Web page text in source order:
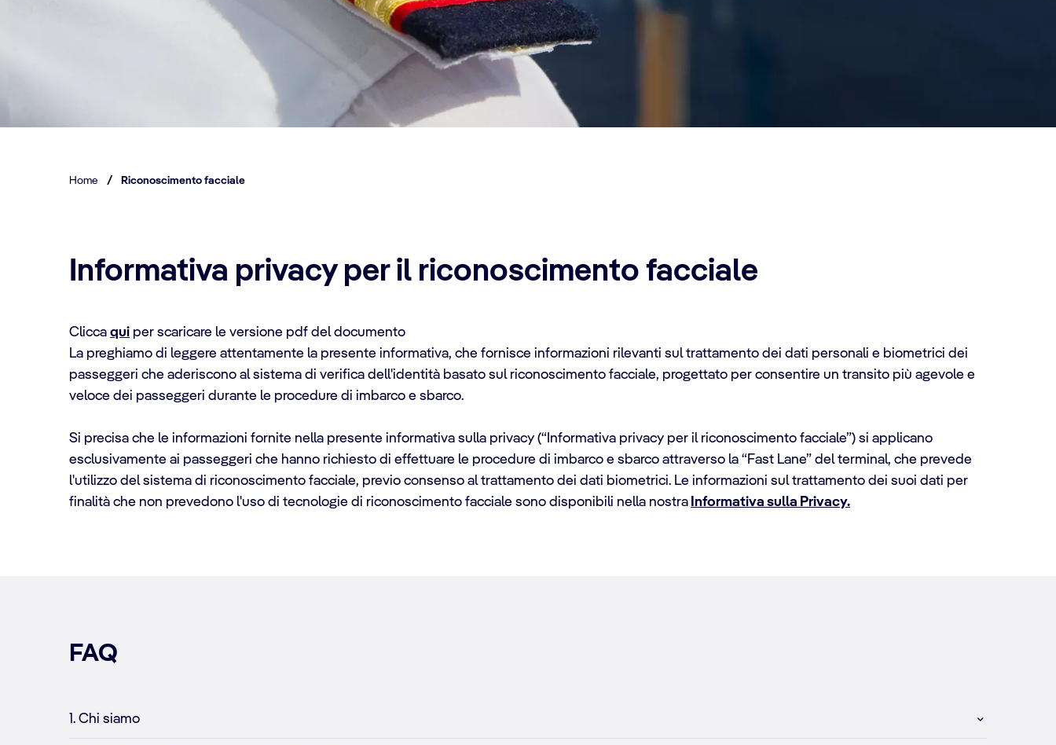
Home / Riconoscimento facciale
Informativa privacy per il riconoscimento facciale
Clicca qui per scaricare le versione pdf del documento
La preghiamo di leggere attentamente la presente informativa, che fornisce informazioni rilevanti sul trattamento dei dati personali e biometrici dei
passeggeri che aderiscono al sistema di verifica dell'identità basato sul riconoscimento facciale, progettato per consentire un transito più agevole e
veloce dei passeggeri durante le procedure di imbarco e sbarco.
Si precisa che le informazioni fornite nella presente informativa sulla privacy (“Informativa privacy per il riconoscimento facciale”) si applicano
esclusivamente ai passeggeri che hanno richiesto di effettuare le procedure di imbarco e sbarco attraverso la “Fast Lane” del terminal, che prevede
l'utilizzo del sistema di riconoscimento facciale, previo consenso al trattamento dei dati biometrici. Le informazioni sul trattamento dei suoi dati per
finalità che non prevedono l'uso di tecnologie di riconoscimento facciale sono disponibili nella nostra Informativa sulla Privacy.
FAQ
1. Chi siamo